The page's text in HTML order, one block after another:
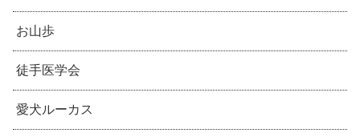
お山歩
徒手医学会
愛犬ルーカス